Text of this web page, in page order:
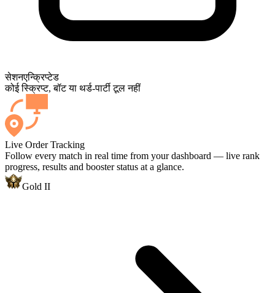
सेशनएन्क्रिप्टेड
कोई स्क्रिप्ट, बॉट या थर्ड-पार्टी टूल नहीं
Live Order Tracking
Follow every match in real time from your dashboard — live rank
progress, results and booster status at a glance.
Gold II